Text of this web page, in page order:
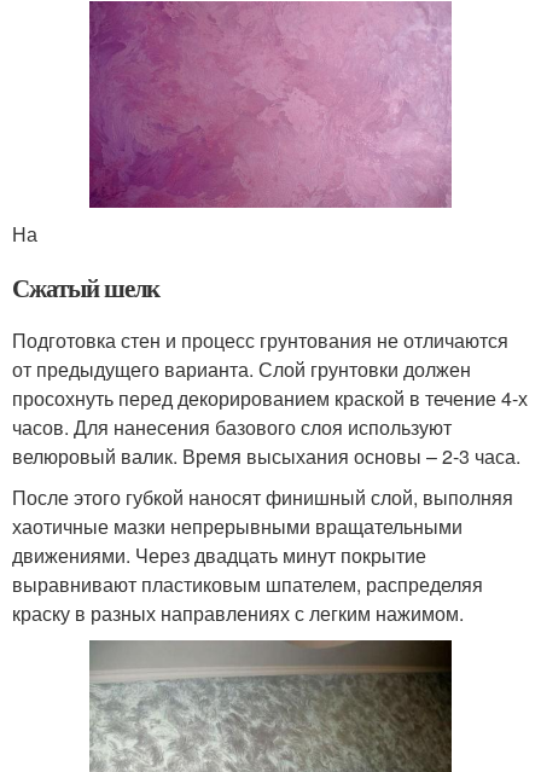
На
Сжатый шелк
Подготовка стен и процесс грунтования не отличаются
от предыдущего варианта. Слой грунтовки должен
просохнуть перед декорированием краской в течение 4-х
часов. Для нанесения базового слоя используют
велюровый валик. Время высыхания основы – 2-3 часа.
После этого губкой наносят финишный слой, выполняя
хаотичные мазки непрерывными вращательными
движениями. Через двадцать минут покрытие
выравнивают пластиковым шпателем, распределяя
краску в разных направлениях с легким нажимом.